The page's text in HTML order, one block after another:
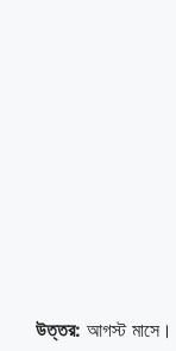
উত্তর: আগস্ট মাসে।